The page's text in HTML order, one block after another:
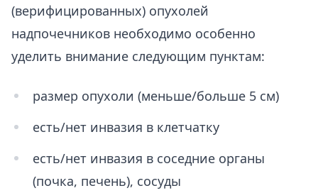
(верифицированных) опухолей
надпочечников необходимо особенно
уделить внимание следующим пунктам:
размер опухоли (меньше/больше 5 см)
есть/нет инвазия в клетчатку
есть/нет инвазия в соседние органы
(почка, печень), сосуды